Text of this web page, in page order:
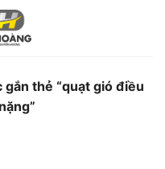
gắn thẻ “quạt gió điều